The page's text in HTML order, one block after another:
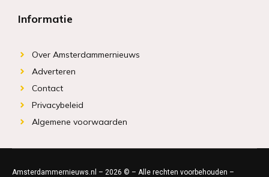
Informatie
Over Amsterdammernieuws
Adverteren
Contact
Privacybeleid
Algemene voorwaarden
Amsterdammernieuws.nl – 2026 © – Alle rechten voorbehouden –